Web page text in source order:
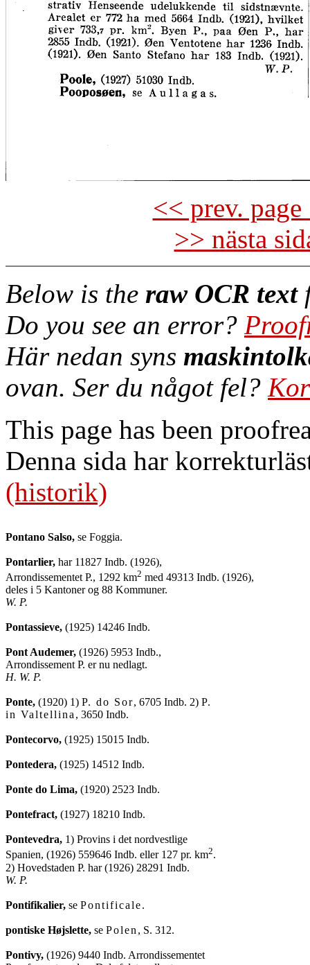
<< prev.
>> nästa
Below is the raw OCR text
Do you see an error?
Här nedan syns
ovan. Ser du något fel?
This page has been
Denna sida har
(historik)
Pontano Salso, se Foggia.
Pontarlier, har 11827 Indb. (1926),
Arrondissementet P., 1292 km2 med 49313 Indb. (1926),
W. P.
Pontassieve, (1925) 14246 Indb.
Pont Audemer, (1926) 5953 Indb.,
H. W. P.
Ponte, (1920) 1) P. do Sor, 6705 Indb. 2) P.
in Valtellina , 3650 Indb.
Pontecorvo, (1925) 15015 Indb.
Pontedera, (1925) 14512 Indb.
Ponte do Lima, (1920) 2523 Indb.
Pontefract, (1927) 18210 Indb.
Pontevedra, 1) Provins i det nordvestlige
Spanien, (1926) 559646 Indb. eller 127 pr. km2.
W. P.
Pontifikalier, se Pontificale.
pontiske Højslette, se Polen , S. 312.
Pontivy, (1926) 9440 Indb. Arrondissementet